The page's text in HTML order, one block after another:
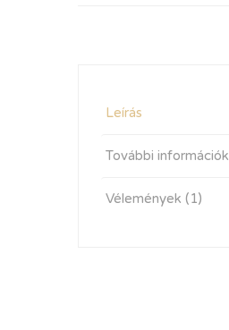
Leírás
További információk
Vélemények (1)